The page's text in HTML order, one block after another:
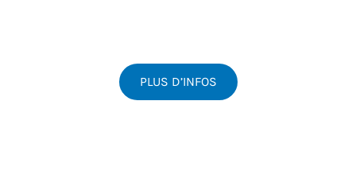
PLUS D’INFOS